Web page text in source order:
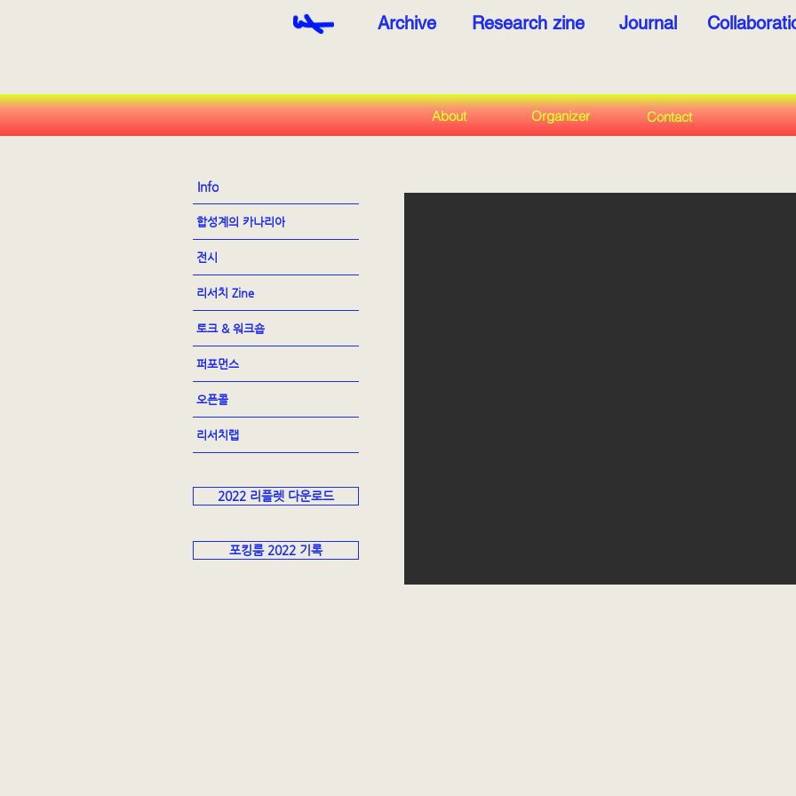
Archive Research zine Journal
About Organizer Contact
Info
합성계의 카나리아
전시
리서치 Zine
토크 & 워크숍
퍼포먼스
오픈콜
리서치랩
2022 리플렛 다운로드
포킹룸 2022 기록